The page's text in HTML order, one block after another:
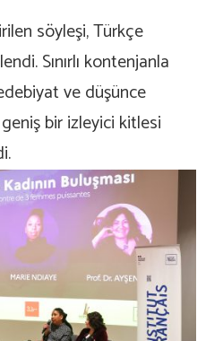
söyleşi, Türkçe
Sınırlı kontenjanla
ve düşünce
bir izleyici kitlesi